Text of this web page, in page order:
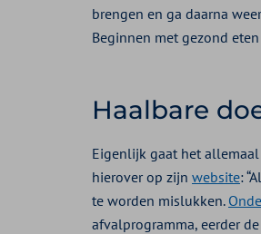
brengen en ga daarna
Beginnen met gezond
Haalbare
Eigenlijk gaat het
hierover op zijn website:
te worden mislukken.
afvalprogramma, eerder